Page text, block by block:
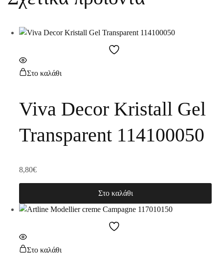
Στο καλάθι
Viva Decor Kristall Gel
Transparent 114100050
8,80€
Στο καλάθι
Στο καλάθι